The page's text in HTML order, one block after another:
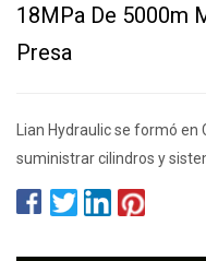
18MPa De 5000m
Presa
Lian Hydraulic se formó
suministrar cilindros y